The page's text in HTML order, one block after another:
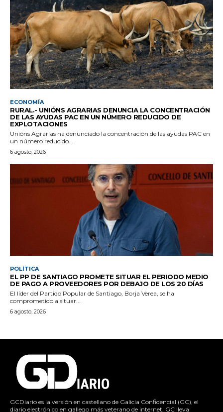
ECONOMÍA
RURAL.- UNIÓNS AGRARIAS DENUNCIA LA CONCENTRACIÓN
DE LAS AYUDAS PAC EN UN NÚMERO REDUCIDO DE
EXPLOTACIONES
Unións Agrarias ha denunciado la concentración de las ayudas PAC en
un número reducido...
6 agosto, 2026
POLÍTICA
EL PP DE SANTIAGO PROMETE SITUAR EL PERIODO MEDIO
DE PAGO A PROVEEDORES POR DEBAJO DE LOS 20 DÍAS
El líder del Partido Popular de Santiago, Borja Verea, se ha
comprometido a situar...
6 agosto, 2026
GCDiario es la versión en castellano de Galicia Confidencial (GC), el
diario electrónico en gallego más veterano de internet. GC lleva